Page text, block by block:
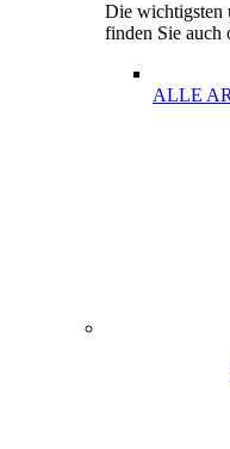
Die wichtigsten
finden Sie auch
ALLE